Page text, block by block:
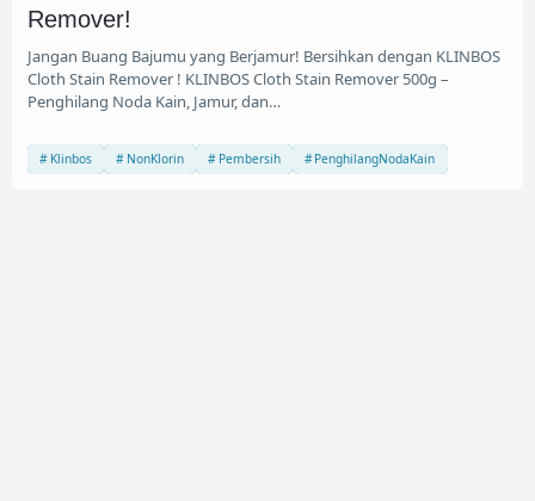
Remover!
Jangan Buang Bajumu yang Berjamur! Bersihkan dengan KLINBOS
Cloth Stain Remover ! KLINBOS Cloth Stain Remover 500g –
Penghilang Noda Kain, Jamur, dan…
Klinbos NonKlorin Pembersih PenghilangNodaKain